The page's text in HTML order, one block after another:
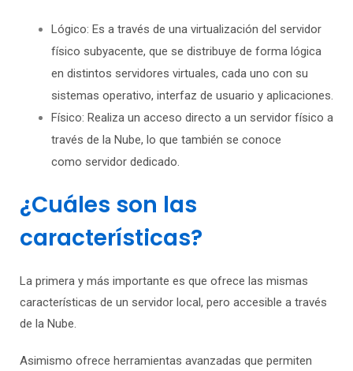
Lógico: Es a través de una virtualización del servidor
físico subyacente, que se distribuye de forma lógica
en distintos servidores virtuales, cada uno con su
sistemas operativo, interfaz de usuario y aplicaciones.
Físico: Realiza un acceso directo a un servidor físico a
través de la Nube, lo que también se conoce
como servidor dedicado.
¿Cuáles son las
características?
La primera y más importante es que ofrece las mismas
características de un servidor local, pero accesible a través
de la Nube.
Asimismo ofrece herramientas avanzadas que permiten